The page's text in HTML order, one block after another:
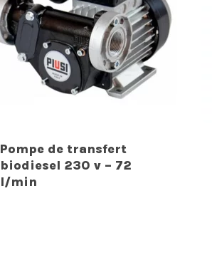
Pompe de transfert
biodiesel 230 v – 72
l/min